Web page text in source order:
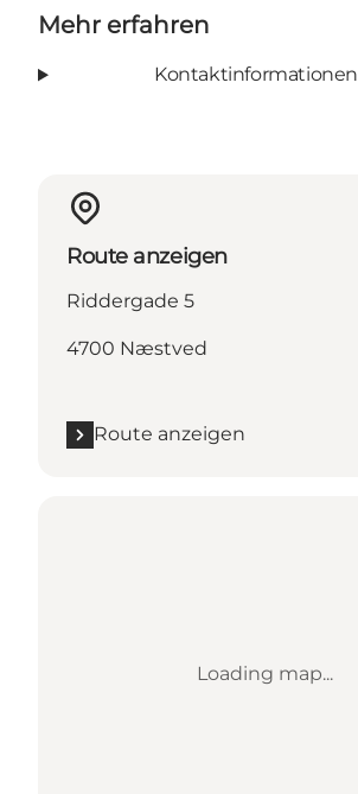
Mehr erfahren
Kontaktinformationen
Route anzeigen
Riddergade 5
4700 Næstved
Route anzeigen
Loading map...